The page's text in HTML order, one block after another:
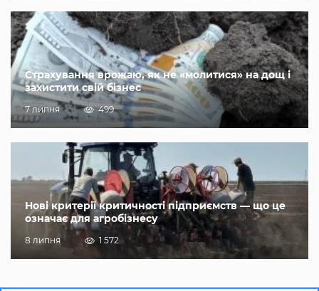
Страхування врожаю, як не «молитися» на дощ і
захистити свій бізнес
7 липня 499
Нові критерії критичності підприємств — що це
означає для агробізнесу
8 липня 1 572